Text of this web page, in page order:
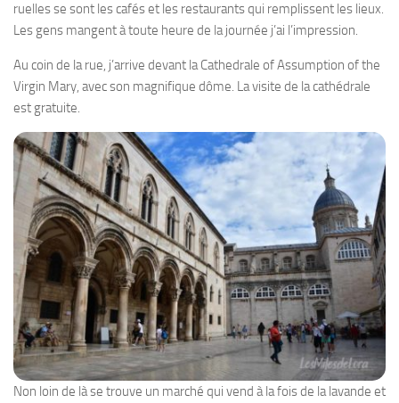
ruelles se sont les cafés et les restaurants qui remplissent les lieux.
Les gens mangent à toute heure de la journée j’ai l’impression.
Au coin de la rue, j’arrive devant la Cathedrale of Assumption of the
Virgin Mary, avec son magnifique dôme. La visite de la cathédrale
est gratuite.
Non loin de là se trouve un marché qui vend à la fois de la lavande et